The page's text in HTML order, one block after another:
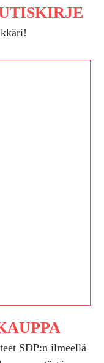
SDP:n ilmeellä